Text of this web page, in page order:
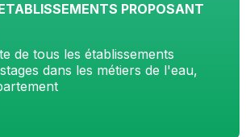
PROPOSANT
de tous les établissements
dans les métiers de l'eau,